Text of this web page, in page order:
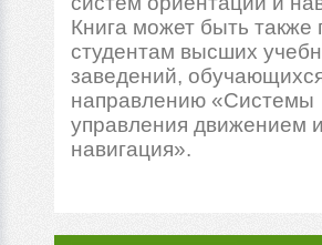
Книга может быть также
студентам высших
заведений,
направлению «Системы
управления движением и
навигация».